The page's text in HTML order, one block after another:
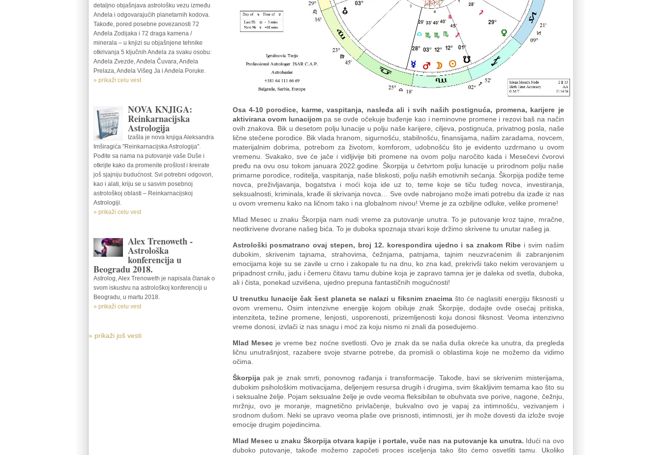
detaljno objašnjava astrološku vezu između
Anđela i odgovarajućih planetarnih kodova.
Takođe, pored posebne povezanosti 72
Anđela Zodijaka i 72 draga kamena /
minerala – u knjizi su objašnjene tehnike
otkrivanja 5 ključnih Anđela za svaku osobu:
Anđela Zvezde, Anđela Čuvara, Anđela
Prelaza, Anđela Višeg Ja i Anđela Poruke.
» prikaži celu vest
NOVA KNJIGA:
Reinkarnacijska
Astrologija
Izašla je nova knjiga Aleksandra
Imširagića ''Reinkarnacijska Astrologija''.
Pođite sa nama na putovanje vaše Duše i
otkrijte kako da promenite prošlost i kreirate
još sjajniju budućnost. Svi potrebni odgovori,
kao i alati, kriju se u sasvim posebnoj
astrološkoj oblasti – Reinkarnacijskoj
Astrologiji.
» prikaži celu vest
Alex Trenoweth -
Astrološka
konferencija u
Beogradu 2018.
Astrolog, Alex Trenoweth je napisala članak o
svom iskustvu na astrološkoj konferenciji u
Beogradu, u martu 2018.
» prikaži celu vest
» prikaži još vesti
Osa 4-10 porodice, karme, vaspitanja, nasleđa ali i svih naših postignuća, promena, karijere je
aktivirana ovom lunacijompa se ovde očekuje buđenje kao i neminovne promene i rezovi baš na način
ovih znakova. Bik u desetom polju lunacije u polju naše karijere, ciljeva, postignuća, privatnog posla, naše
lične stečene porodice. Bik vlada hranom, sigurnošću, stabilnošću, finansijama, našim zaradama, novcem,
materijalnim dobrima, potrebom za životom, komforom, udobnošću što je evidento uzdrmano u ovom
vremenu. Svakako, sve će jače i vidljivije biti promene na ovom polju naročito kada i Mesečevi čvorovi
pređu na ovu osu tokom januara 2022.godine. Škorpija u četvrtom polju lunacije u prirodnom polju naše
primarne porodice, roditelja, vaspitanja, naše bliskosti, polju naših emotivnih sećanja. Škorpija podiže teme
novca, preživljavanja, bogatstva i moći koja ide uz to, teme koje se tiču tuđeg novca, investiranja,
seksualnosti, kriminala, krađe ili skrivanja novca… Sve ovde nabrojano može imati potrebu da izađe iz nas
u ovom vremenu kako na ličnom tako i na globalnom nivou! Vreme je za ozbiljne odluke, velike promene!
Mlad Mesec u znaku Škorpija nam nudi vreme za putovanje unutra. To je putovanje kroz tajne, mračne,
neotkrivene dvorane našeg bića. To je duboka spoznaja stvari koje držimo skrivene tu unutar našeg ja.
Astrološki posmatrano ovaj stepen, broj 12. korespondira ujedno i sa znakom Ribei svim našim
dubokim, skrivenim tajnama, strahovima, čežnjama, patnjama, tajnim neuzvraćenim ili zabranjenim
emocijama koje su se zavile u crno i zakopale tu na dnu, ko zna kad, prekrivši tako nekim verovanjem u
pripadnost crnilu, jadu i čemeru čitavu tamu dubine koja je zapravo tamna jer je daleka od svetla, duboka,
ali i čista, ponekad uzvišena, ujedno prepuna fantastičnih mogućnosti!
U trenutku lunacije čak šest planeta se nalazi u fiksnim znacima što će naglasiti energiju fiksnosti u
ovom vremenu. Osim intenzivne energije kojom obiluje znak Škorpije, dodajte ovde osećaj pritiska,
intenziteta, težine promene, lenjosti, usporenosti, prizemljenosti koju donosi fiksnost. Veoma intenzivno
vreme donosi, izvlači iz nas snagu i moć za koju nismo ni znali da posedujemo.
Mlad Mesecje vreme bez noćne svetlosti. Ovo je znak da se naša duša okreće ka unutra, da pregleda
ličnu unutrašnjost, razabere svoje stvarne potrebe, da promisli o oblastima koje ne možemo da vidimo
očima.
Škorpijapak je znak smrti, ponovnog rađanja i transformacije. Takođe, bavi se skrivenim misterijama,
dubokim psihološkim motivacijama, deljenjem resursa drugih i drugima, svim škakljivim temama kao što su
i seksualne želje. Pojam seksualne želje je ovde veoma fleksibilan te obuhvata sve porive, nagone, čežnju,
mržnju, ovo je moranje, magnetično privlačenje, bukvalno ovo je vapaj za intimnošću, vezivanjem i
srodnom dušom. Neki se upravo veoma plaše ove prisnosti, intimnosti, jer ih može dovesti da izlože svoje
emocije drugim pojedincima.
Mlad Mesec u znaku Škorpija otvara kapije i portale, vuče nas na putovanje ka unutra. Idući na ovo
duboko putovanje, takođe možemo započeti proces isceljenja tako što ćemo osvetliti tamu. Ukoliko